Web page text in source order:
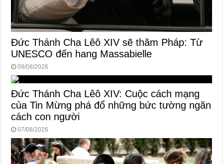
Đức Thánh Cha Lêô XIV sẽ thăm Pháp: Từ
UNESCO đến hang Massabielle
08/08/2026
Đức Thánh Cha Lêô XIV: Cuộc cách mạng
của Tin Mừng phá đổ những bức tường ngăn
cách con người
07/08/2026